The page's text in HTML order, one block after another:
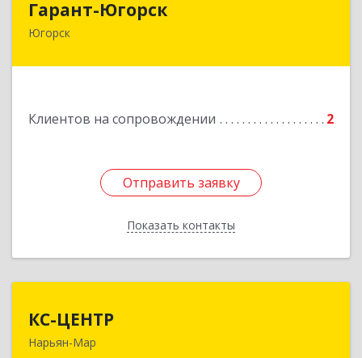
Гарант-Югорск
Югорск
Клиентов на сопровождении 2
Отправить заявку
Показать контакты
628260, Ханты-Мансийский Автономный округ
Отправить заявку
Назад
КС-ЦЕНТР
Нарьян-Мар